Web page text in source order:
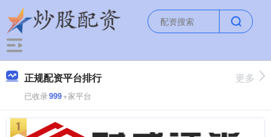
正规配资平台排行
已收录999+家平台
更多